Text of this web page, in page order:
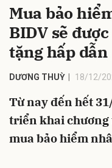
Mua bảo
BIDV sẽ
tặng hấp dẫn
DƯƠNG THUỲ 18/12/
Từ nay đến hết
triển khai
mua bảo hiểm